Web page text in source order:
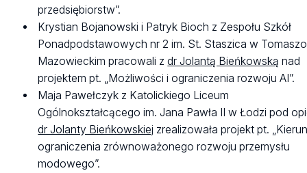
przedsiębiorstw”.
Krystian Bojanowski i Patryk Bioch z Zespołu Szkół
Ponadpodstawowych nr 2 im. St. Staszica w
Mazowieckim pracowali zdr Jolantą Bieńkowską nad
projektem pt. „Możliwości i ograniczenia rozwoju AI”.
Maja Pawełczyk z Katolickiego Liceum
Ogólnokształcącego im. Jana Pawła II w Łodzi pod
dr Jolanty Bieńkowskiej zrealizowała projekt pt.
ograniczenia zrównoważonego rozwoju przemysłu
modowego”.